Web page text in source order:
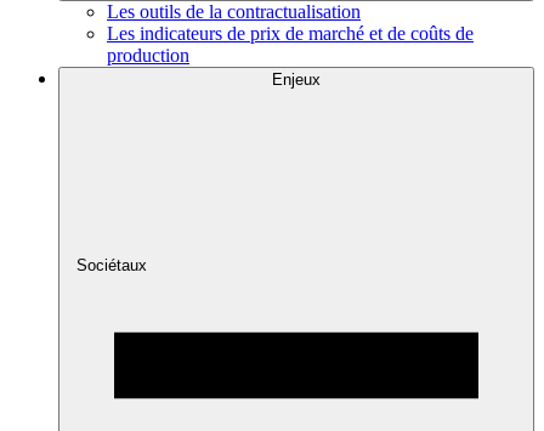
Les outils de la contractualisation
Les indicateurs de prix de marché et de coûts de
production
Enjeux
Sociétaux